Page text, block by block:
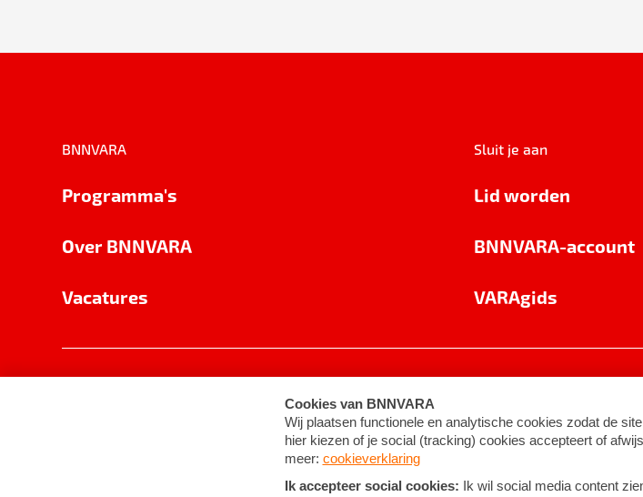
BNNVARA
Programma's
Over BNNVARA
Vacatures
Sluit je aan
Lid worden
BNNVARA-account
VARAgids
Cookie-instellingen Algemene voorwaarden ©2026BNNVARA